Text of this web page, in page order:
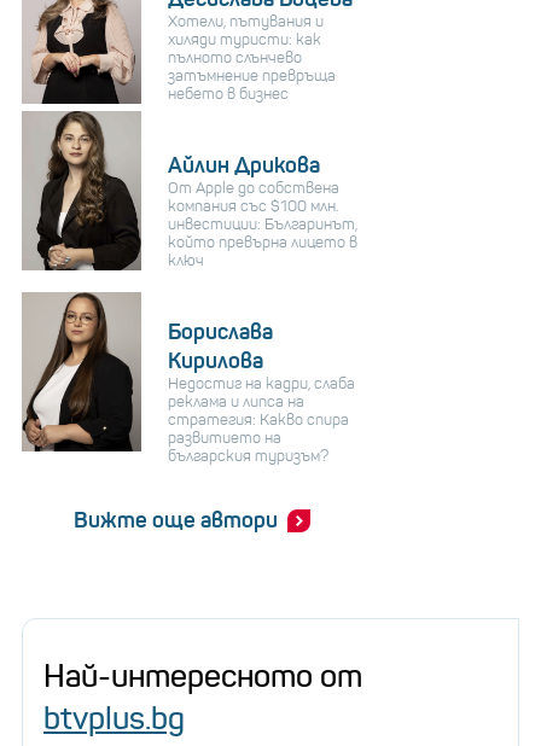
Хотели, пътувания и
хиляди туристи: как
пълното слънчево
затъмнение превръща
небето в бизнес
Айлин Дрикова
От Apple до собствена
компания със $100 млн.
инвестиции: Българинът,
който превърна лицето в
ключ
Борислава
Кирилова
Недостиг на кадри, слаба
реклама и липса на
стратегия: Какво спира
развитието на
българския туризъм?
Вижте още автори
Най-интересното от
btvplus.bg